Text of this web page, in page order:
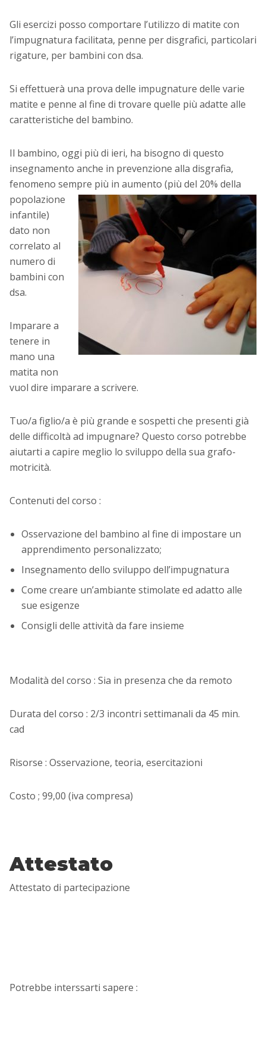
Gli esercizi posso comportare l’utilizzo di matite con
l’impugnatura facilitata, penne per disgrafici, particolari
rigature, per bambini con dsa.
Si effettuerà una prova delle impugnature delle varie
matite e penne al fine di trovare quelle più adatte alle
caratteristiche del bambino.
Il bambino, oggi più di ieri, ha bisogno di questo
insegnamento anche in prevenzione alla disgrafia,
fenomeno sempre più in aumento (più del 20% della
popolazione
infantile)
dato non
correlato al
numero di
bambini con
dsa.
Imparare a
tenere in
mano una
matita non
vuol dire imparare a scrivere.
Tuo/a figlio/a è più grande e sospetti che presenti già
delle difficoltà ad impugnare? Questo corso potrebbe
aiutarti a capire meglio lo sviluppo della sua grafo-
motricità.
Contenuti del corso :
Osservazione del bambino al fine di impostare un
apprendimento personalizzato;
Insegnamento dello sviluppo dell’impugnatura
Come creare un’ambiante stimolate ed adatto alle
sue esigenze
Consigli delle attività da fare insieme
Modalità del corso : Sia in presenza che da remoto
Durata del corso : 2/3 incontri settimanali da 45 min.
cad
Risorse : Osservazione, teoria, esercitazioni
Costo ; 99,00 (iva compresa)
Attestato
Attestato di partecipazione
Potrebbe interssarti sapere :